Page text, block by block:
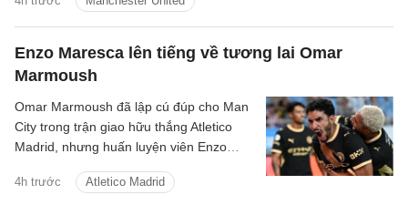
cho sân Old Trafford.
Enzo Maresca lên tiếng về tương lai Omar
Marmoush
4h trước Atletico Madrid
Omar Marmoush đã lập cú đúp cho Man
City trong trận giao hữu thắng Atletico
Madrid, nhưng huấn luyện viên Enzo
anh.